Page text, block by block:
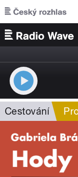
Přejít k hlavnímu
Cestování